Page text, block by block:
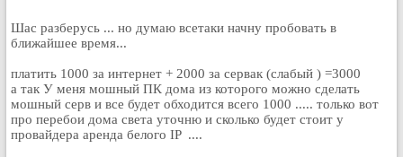
Компьютер
Пользователи / Поиск
Группы
Норм
Шас разберусь ... но думаю всетаки начну пробовать в
ближайшее время...
платить 1000 за интернет + 2000 за сервак (слабый ) =3000
а так У меня мошный ПК дома из которого можно сделать
мошный серв и все будет обходится всего 1000 ..... только вот
про перебои дома света уточню и сколько будет стоит у
провайдера аренда белого IP ....